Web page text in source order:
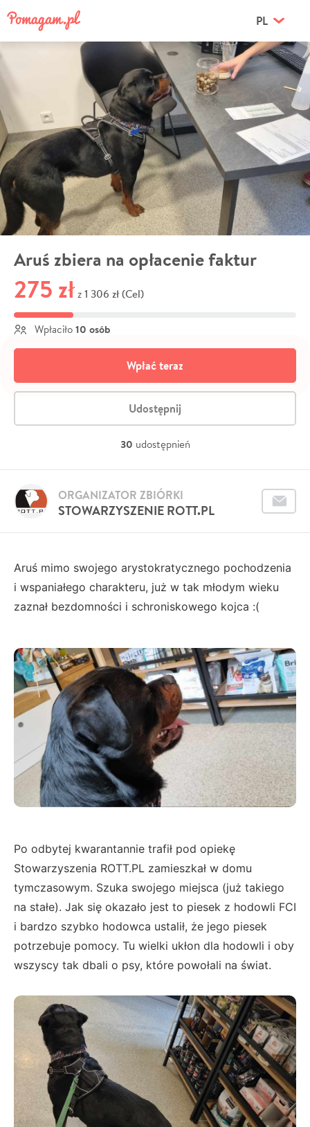
PL
Aruś zbiera na opłacenie faktur
275 zł z 1 306 zł (Cel)
Wpłaciło 10 osób
Wpłać teraz
Udostępnij
30 udostępnień
STOWARZYSZENIE ROTT.PL
ORGANIZATOR ZBIÓRKI
Aruś mimo swojego arystokratycznego pochodzenia
i wspaniałego charakteru, już w tak młodym wieku
zaznał bezdomności i schroniskowego kojca :(
Po odbytej kwarantannie trafił pod opiekę
Stowarzyszenia ROTT.PL zamieszkał w domu
tymczasowym. Szuka swojego miejsca (już takiego
na stałe). Jak się okazało jest to piesek z hodowli FCI
i bardzo szybko hodowca ustalił, że jego piesek
potrzebuje pomocy. Tu wielki ukłon dla hodowli i oby
wszyscy tak dbali o psy, które powołali na świat.